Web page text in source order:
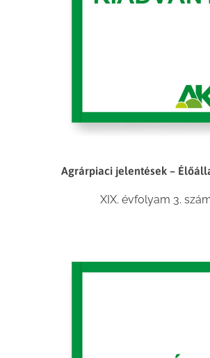
Agrárpiaci jelentések –
XIX. évfolyam 3.